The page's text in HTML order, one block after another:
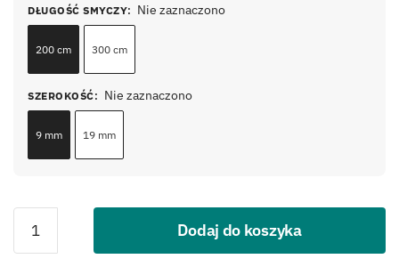
DŁUGOŚĆ SMYCZY: Nie zaznaczono
200 cm 300 cm
SZEROKOŚĆ: Nie zaznaczono
9 mm 19 mm
Dodaj do koszyka